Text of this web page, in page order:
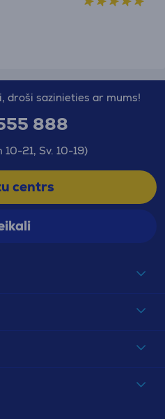
droši sazinieties ar mums!
888
21, Sv. 10-19)
centrs